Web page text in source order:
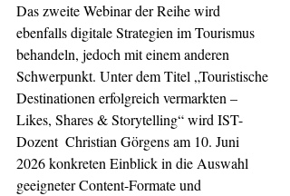
Das zweite Webinar der Reihe wird
ebenfalls digitale Strategien im Tourismus
behandeln, jedoch mit einem anderen
Schwerpunkt. Unter dem Titel „Touristische
Destinationen erfolgreich vermarkten –
Likes, Shares & Storytelling“ wird IST-
Dozent  Christian Görgens am 10. Juni
2026 konkreten Einblick in die Auswahl
geeigneter Content-Formate und